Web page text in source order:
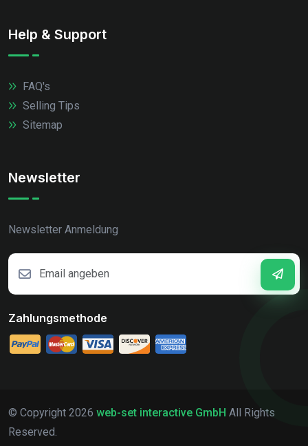
Help & Support
FAQ's
Selling Tips
Sitemap
Newsletter
Newsletter Anmeldung
Zahlungsmethode
© Copyright 2026 web-set interactive GmbH All Rights
Reserved.